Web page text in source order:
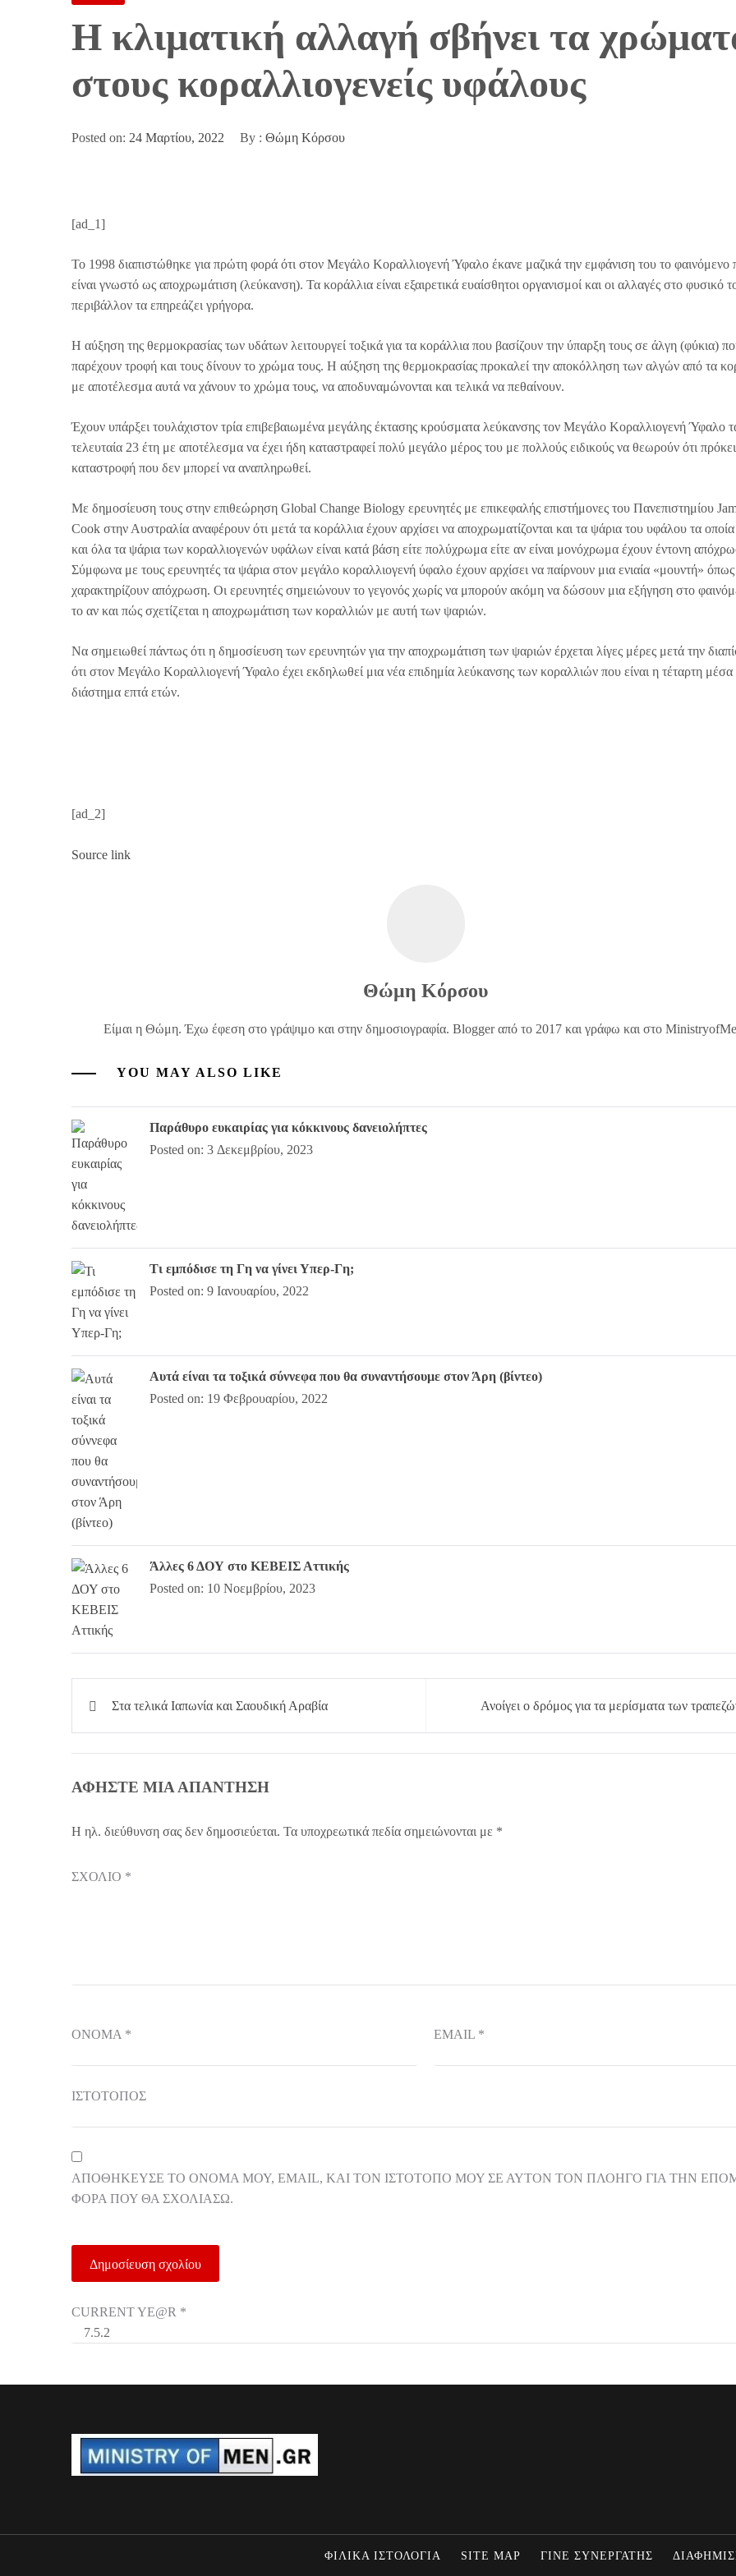
Η κλιματική αλλαγή σβήνει τα
στους κοραλλιογενείς υφάλους
Posted on: 24 Μαρτίου, 2022 By : Θώμη Κόρσου
[ad_1]
Το 1998 διαπιστώθηκε για πρώτη φορά ότι στον Μεγάλο Κοραλλιογενή Ύφαλο έκανε μαζικά την εμφάνιση του το φαινόμενο
είναι γνωστό ως αποχρωμάτιση (λεύκανση). Τα κοράλλια είναι εξαιρετικά ευαίσθητοι οργανισμοί και οι αλλαγές στο φυσικό
περιβάλλον τα επηρεάζει γρήγορα.
Η αύξηση της θερμοκρασίας των υδάτων λειτουργεί τοξικά για τα κοράλλια που βασίζουν την ύπαρξη τους σε άλγη (φύκια)
παρέχουν τροφή και τους δίνουν το χρώμα τους. Η αύξηση της θερμοκρασίας προκαλεί την αποκόλληση των αλγών από τα
με αποτέλεσμα αυτά να χάνουν το χρώμα τους, να αποδυναμώνονται και τελικά να πεθαίνουν.
Έχουν υπάρξει τουλάχιστον τρία επιβεβαιωμένα μεγάλης έκτασης κρούσματα λεύκανσης τον Μεγάλο Κοραλλιογενή Ύφαλο
τελευταία 23 έτη με αποτέλεσμα να έχει ήδη καταστραφεί πολύ μεγάλο μέρος του με πολλούς ειδικούς να θεωρούν ότι
καταστροφή που δεν μπορεί να αναπληρωθεί.
Με δημοσίευση τους στην επιθεώρηση Global Change Biology ερευνητές με επικεφαλής επιστήμονες του Πανεπιστημίου
Cook στην Αυστραλία αναφέρουν ότι μετά τα κοράλλια έχουν αρχίσει να αποχρωματίζονται και τα ψάρια του υφάλου τα
και όλα τα ψάρια των κοραλλιογενών υφάλων είναι κατά βάση είτε πολύχρωμα είτε αν είναι μονόχρωμα έχουν έντονη
Σύμφωνα με τους ερευνητές τα ψάρια στον μεγάλο κοραλλιογενή ύφαλο έχουν αρχίσει να παίρνουν μια ενιαία «μουντή» όπως
χαρακτηρίζουν απόχρωση. Οι ερευνητές σημειώνουν το γεγονός χωρίς να μπορούν ακόμη να δώσουν μια εξήγηση στο
το αν και πώς σχετίζεται η αποχρωμάτιση των κοραλλιών με αυτή των ψαριών.
Να σημειωθεί πάντως ότι η δημοσίευση των ερευνητών για την αποχρωμάτιση των ψαριών έρχεται λίγες μέρες μετά την
ότι στον Μεγάλο Κοραλλιογενή Ύφαλο έχει εκδηλωθεί μια νέα επιδημία λεύκανσης των κοραλλιών που είναι η τέταρτη μέσα
διάστημα επτά ετών.
[ad_2]
Source link
Θώμη Κόρσου
Είμαι η Θώμη. Έχω έφεση στο γράψιμο και στην δημοσιογραφία. Blogger από το 2017 και γράφω και στο
YOU MAY ALSO LIKE
Παράθυρο ευκαιρίας για κόκκινους δανειολήπτες
Posted on: 3 Δεκεμβρίου, 2023
Τι εμπόδισε τη Γη να γίνει Υπερ-Γη;
Posted on: 9 Ιανουαρίου, 2022
Αυτά είναι τα τοξικά σύννεφα που θα συναντήσουμε στον Άρη (βίντεο)
Posted on: 19 Φεβρουαρίου, 2022
Άλλες 6 ΔΟΥ στο ΚΕΒΕΙΣ Αττικής
Posted on: 10 Νοεμβρίου, 2023
Πλοήγηση
Στα τελικά Ιαπωνία και Σαουδική Αραβία Ανοίγει ο δρόμος για τα μερίσματα των
ΑΦΉΣΤΕ ΜΙΑ ΑΠΆΝΤΗΣΗ
Η ηλ. διεύθυνση σας δεν δημοσιεύεται. Τα υποχρεωτικά πεδία σημειώνονται με *
ΣΧΌΛΙΟ *
ΌΝΟΜΑ * EMAIL *
ΙΣΤΌΤΟΠΟΣ
ΑΠΟΘΉΚΕΥΣΕ ΤΟ ΌΝΟΜΆ ΜΟΥ, EMAIL, ΚΑΙ ΤΟΝ ΙΣΤΌΤΟΠΟ ΜΟΥ ΣΕ ΑΥΤΌΝ ΤΟΝ ΠΛΟΗΓΌ ΓΙΑ ΤΗΝ
ΦΟΡΆ ΠΟΥ ΘΑ ΣΧΟΛΙΆΣΩ.
CURRENT YE@R *
ΦΙΛΙΚΑ ΙΣΤΟΛΟΓΙΑ SITE MAP ΓΙΝΕ ΣΥΝΕΡΓΑΤΗΣ